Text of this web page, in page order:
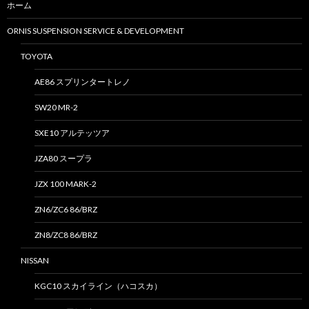
ホーム
ORNIS SUSPENSION SERVICE & DEVELOPMENT
TOYOTA
AE86 スプリンタートレノ
SW20 MR-2
SXE10 アルテッツア
JZA80 スープラ
JZX 100 MARK-2
ZN6/ZC6 86/BRZ
ZN8/ZC8 86/BRZ
NISSAN
KGC10 スカイライン（ハコスカ）